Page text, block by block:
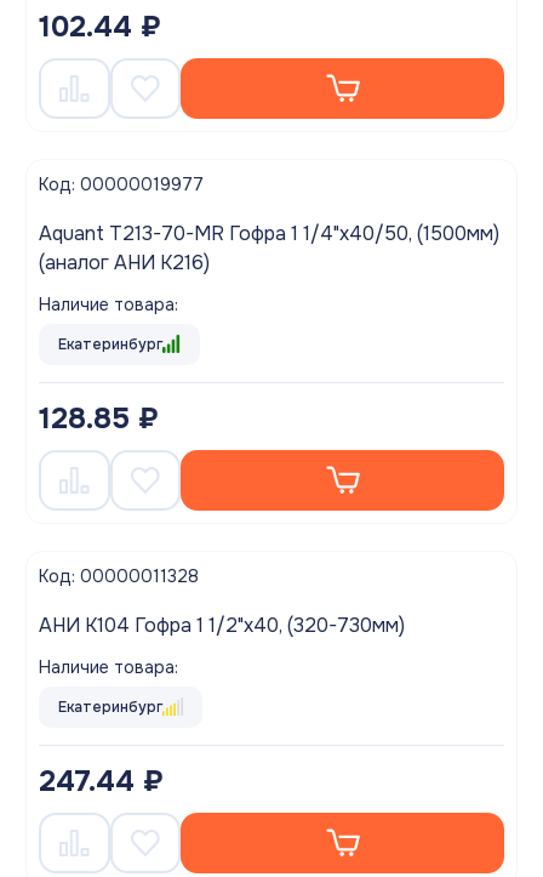
102.44 ₽
Код: 00000019977
Aquant T213-70-MR Гофра 1 1/4"х40/50, (1500мм)
(аналог АНИ K216)
Наличие товара:
Екатеринбург
128.85 ₽
Код: 00000011328
АНИ K104 Гофра 1 1/2"х40, (320-730мм)
Наличие товара:
Екатеринбург
247.44 ₽